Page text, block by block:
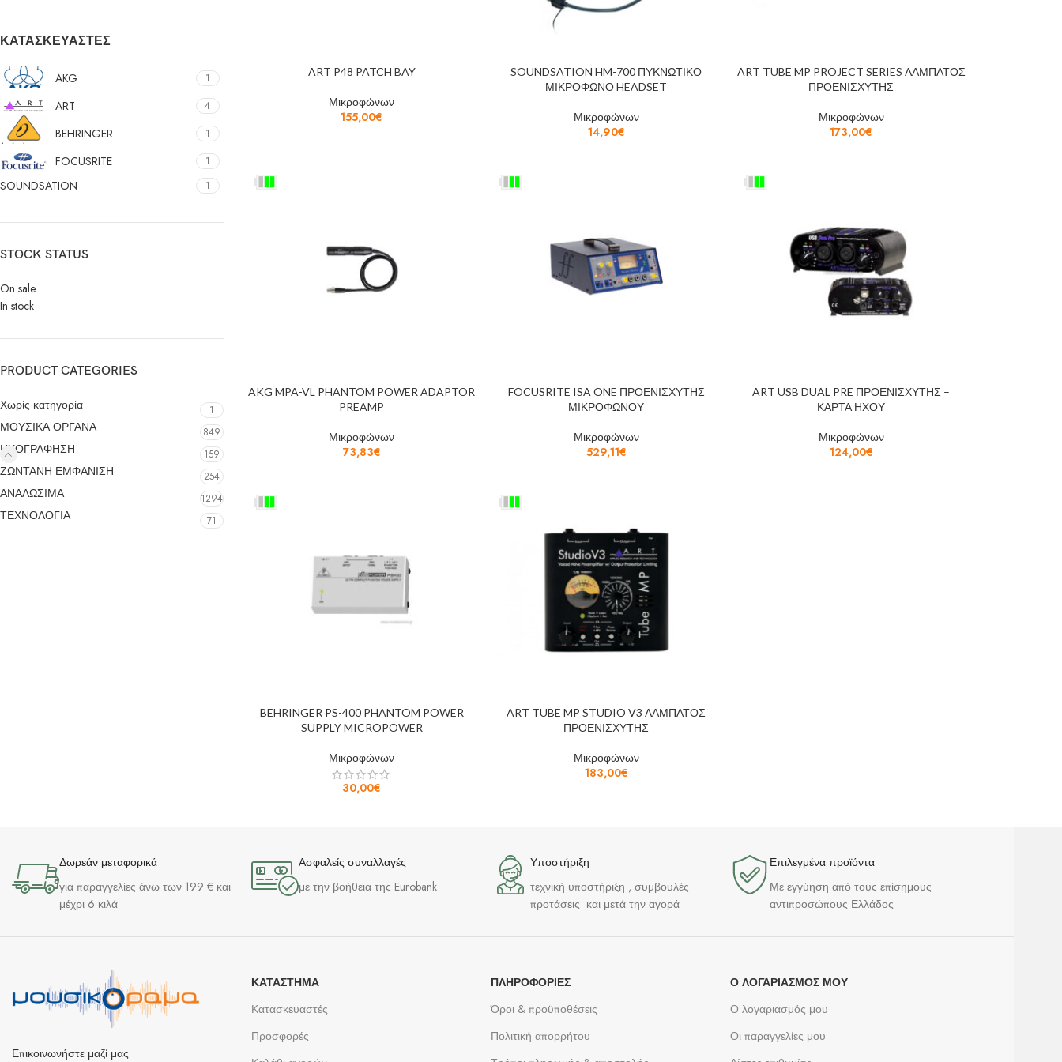
ΚΑΤΑΣΚΕΥΑΣΤΈΣ
AKG 1
ART 4
BEHRINGER 1
FOCUSRITE 1
SOUNDSATION 1
STOCK STATUS
On sale
In stock
PRODUCT CATEGORIES
Χωρίς κατηγορία 1
ΜΟΥΣΙΚΑ ΟΡΓΑΝΑ 849
ΗΧΟΓΡΑΦΗΣΗ 159
ΖΩΝΤΑΝΗ ΕΜΦΑΝΙΣΗ 254
ΑΝΑΛΩΣΙΜΑ 1294
ΤΕΧΝΟΛΟΓΙΑ 71
ART P48 PATCH BAY
Μικροφώνων
155,00€
SOUNDSATION HM-700 ΠΥΚΝΩΤΙΚΟ
ΜΙΚΡΟΦΩΝΟ HEADSET
Μικροφώνων
14,90€
ART TUBE MP PROJECT SERIES ΛΑΜΠΑΤΟΣ
ΠΡΟΕΝΙΣΧΥΤΗΣ
Μικροφώνων
173,00€
AKG MPA-VL PHANTOM POWER ADAPTOR
PREAMP
Μικροφώνων
73,83€
FOCUSRITE ISA ONE ΠΡΟΕΝΙΣΧΥΤΗΣ
ΜΙΚΡΟΦΩΝΟΥ
Μικροφώνων
529,11€
ART USB DUAL PRE ΠΡΟΕΝΙΣΧΥΤΗΣ –
ΚΑΡΤΑ ΗΧΟΥ
Μικροφώνων
124,00€
BEHRINGER PS-400 PHANTOM POWER
SUPPLY MICROPOWER
Μικροφώνων
30,00€
ART TUBE MP STUDIO V3 ΛΑΜΠΑΤΟΣ
ΠΡΟΕΝΙΣΧΥΤΗΣ
Μικροφώνων
183,00€
Δωρεάν μεταφορικά
για παραγγελίες άνω των 199 € και
μέχρι 6 κιλά
Ασφαλείς συναλλαγές
με την βοήθεια της Eurobank
Υποστήριξη
τεχνική υποστήριξη , συμβουλές
προτάσεις και μετά την αγορά
Επιλεγμένα προϊόντα​
Με εγγύηση από τους επίσημους
αντιπροσώπους Ελλάδος
Επικοινωνήστε μαζί μας
ΚΑΤΆΣΤΗΜΑ
Κατασκευαστές
Προσφορές
ΠΛΗΡΟΦΟΡΊΕΣ
Όροι & προϋποθέσεις
Πολιτική απορρήτου
Ο ΛΟΓΑΡΙΑΣΜΌΣ ΜΟΥ
Ο λογαριασμός μου
Οι παραγγελίες μου